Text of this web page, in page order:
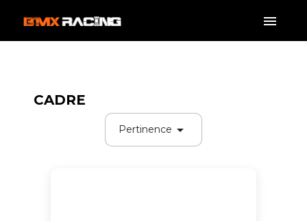
CADRE
Pertinence 